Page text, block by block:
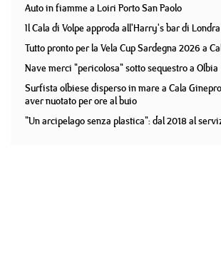
Auto in fiamme a Loiri Porto San Paolo
Il Cala di Volpe approda all'Harry's bar di Londra
Tutto pronto per la Vela Cup Sardegna 2026 a
Nave merci "pericolosa" sotto sequestro a Olbia
Surfista olbiese disperso in mare a Cala
aver nuotato per ore al buio
"Un arcipelago senza plastica": dal 2018 al